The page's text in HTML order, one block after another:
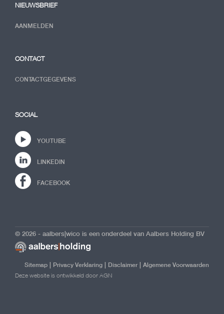
NIEUWSBRIEF
AANMELDEN
CONTACT
CONTACTGEGEVENS
SOCIAL
YOUTUBE
LINKEDIN
FACEBOOK
© 2026 - aalbers|wico is een onderdeel van Aalbers Holding BV
Sitemap | Privacy Verklaring | Disclaimer| Algemene Voorwaarden
Deze website is ontwikkeld door AGN